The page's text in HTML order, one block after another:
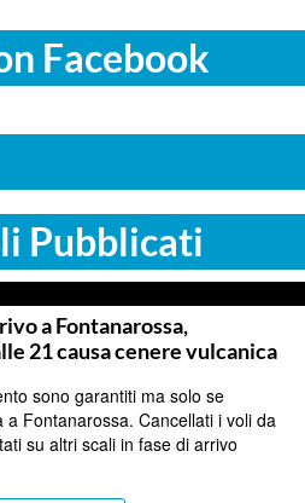
Facebook
Pubblicati
a Fontanarossa,
21 causa cenere vulcanica
sono garantiti ma solo se
a Fontanarossa. Cancellati i voli da
su altri scali in fase di arrivo